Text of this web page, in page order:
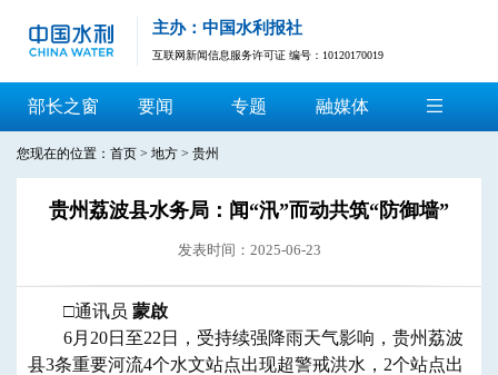
主办：中国水利报社
互联网新闻信息服务许可证 编号：10120170019
部长之窗 要闻 专题 融媒体
您现在的位置： 首页 > 地方 > 贵州
贵州荔波县水务局：闻“汛”而动共筑“防御墙”
发表时间：2025-06-23
□通讯员 蒙啟
6月20日至22日， 受持续强降雨天气影响， 贵州荔波
县3条重要河流4个水文站点出现超警戒洪水，2个站点出